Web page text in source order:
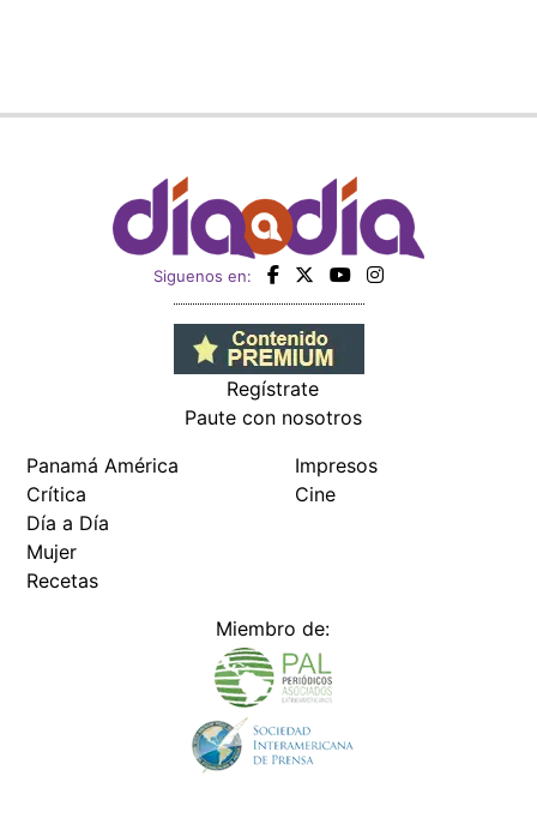
Siguenos en:
Regístrate
Paute con nosotros
Panamá América
Crítica
Día a Día
Mujer
Recetas
Impresos
Cine
Miembro de: